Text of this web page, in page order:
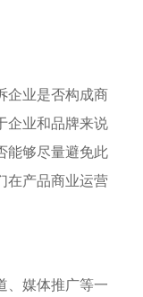
业是否构成商
企业和品牌来说
能够尽量避免此
在产品商业运营
媒体推广等一